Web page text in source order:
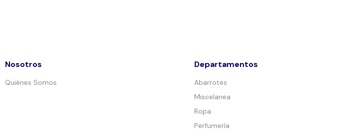
Nosotros
Quiénes Somos
Departamentos
Abarrotes
Miscelanea
Ropa
Perfumería